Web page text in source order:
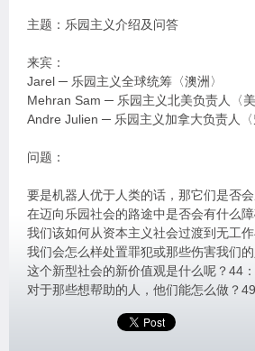
主题：乐园主义介绍及问答
来宾：
Jarel ─ 乐园主义全球统筹〈澳洲〉
Mehran Sam ─ 乐园主义北美负责人〈美
Andre Julien ─ 乐园主义加拿大负责人〈
问题：
要是机器人优于人类的话，那它们是否
在迈向乐园社会的路途中是否会有什么
我们该如何从资本主义社会过渡到无工
我们会怎么样处置罪犯或那些伤害我们
这个新型社会的新价值观是什么呢？44
对于那些想帮助的人，他们能怎么做？